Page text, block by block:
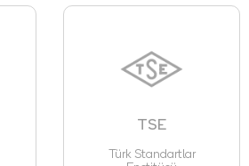
TSE
Türk Standartlar